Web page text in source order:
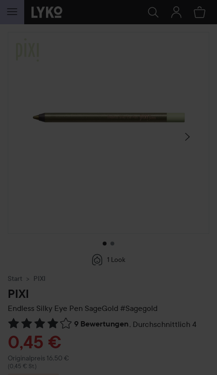
WEITER ZU INHALT
1 Look
Start PIXI
PIXI
Endless Silky Eye Pen SageGold #Sagegold
9 Bewertungen, Durchschnittlich 4
Weiter zu Reviews & Kommentare
Angebotspreis
0,45 €
Originalpreis 16,50 €
Regulärer Preis 16,50 €
(0,45 € St.)